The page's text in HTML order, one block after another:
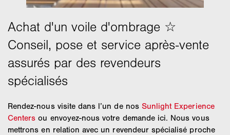
Rendez-nous visite dans l’un de nos Sunlight Experience
Centers ou envoyez-nous votre demande ici. Nous vous
mettrons en relation avec un revendeur spécialisé proche